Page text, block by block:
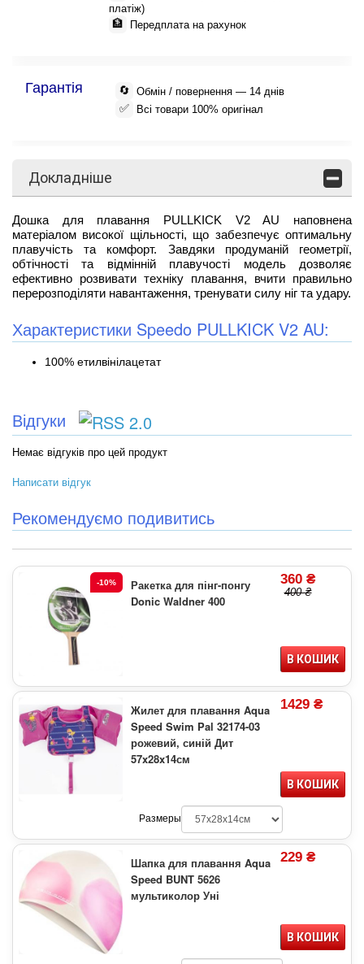
платіж)
🏦 Передплата на рахунок
Гарантія 🔄 Обмін / повернення — 14 днів
✅ Всі товари 100% оригінал
Докладніше
Дошка для плавання PULLKICK V2 AU наповнена
матеріалом високої щільності, що забезпечує оптимальну
плавучість та комфорт. Завдяки продуманій геометрії,
обтічності та відмінній плавучості модель дозволяє
ефективно розвивати техніку плавання, вчити правильно
перерозподіляти навантаження, тренувати силу ніг та удару.
Характеристики Speedo PULLKICK V2 AU:
100% етилвінілацетат
Відгуки
Немає відгуків про цей продукт
Написати відгук
Рекомендуємо подивитись
-10%
Ракетка для пінг-понгу
Donic Waldner 400
360 ₴
400 ₴
В КОШИК
Жилет для плавання Aqua
Speed Swim Pal 32174-03
рожевий, синій Дит
57x28x14см
1429 ₴
В КОШИК
Размеры
Шапка для плавання Aqua
Speed BUNT 5626
мультиколор Уні
229 ₴
В КОШИК